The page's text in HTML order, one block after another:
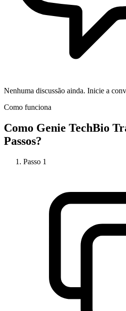
Nenhuma discussão ainda. Inicie a
Como funciona
Como Genie TechBio
Passos?
Passo 1